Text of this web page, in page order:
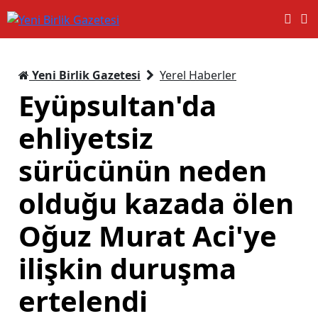
Yeni Birlik Gazetesi Yerel Haberler
Eyüpsultan'da
ehliyetsiz
sürücünün neden
olduğu kazada ölen
Oğuz Murat Aci'ye
ilişkin duruşma
ertelendi